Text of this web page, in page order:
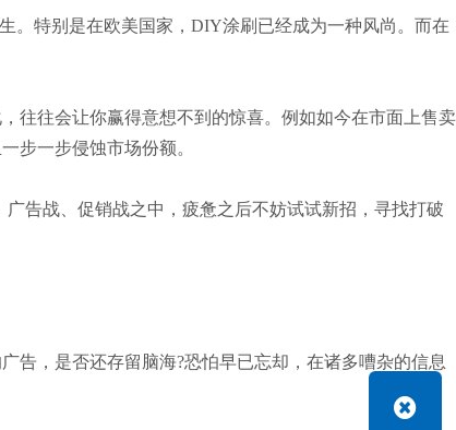
。特别是在欧美国家，DIY涂刷已经成为一种风尚。而在
往往会让你赢得意想不到的惊喜。例如如今在市面上售卖
步一步侵蚀市场份额。
告战、促销战之中，疲惫之后不妨试试新招，寻找打破
告，是否还存留脑海?恐怕早已忘却，在诸多嘈杂的信息